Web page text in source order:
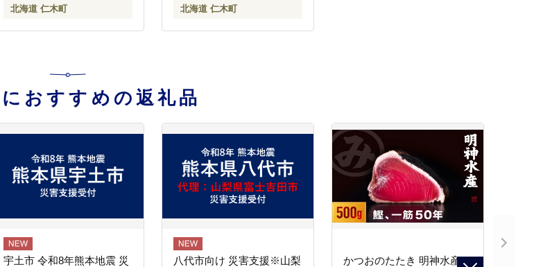
旅行 [Japan Tourism
Association]
北海道 仁木町
ージ旅行 [Japan Tourism
Association]
北海道 仁木町
おすすめの返礼品
宇土市 令和8年熊本地震 災
八代市向け 災害支援※山梨
かつおのたたき 明神水産